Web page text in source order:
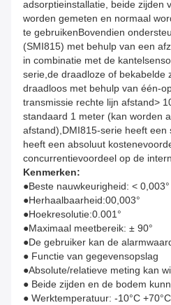
adsorptieinstallatie, beide zijden
worden gemeten en normaal
te gebruikenBovendien
(SMI815) met behulp van een
in combinatie met de
serie,de draadloze of bekabelde
draadloos met behulp van één-
transmissie rechte lijn afstand>
standaard 1 meter (kan worden
afstand),DMI815-serie heeft een
heeft een absoluut
concurrentievoordeel op de
Kenmerken:
●Beste nauwkeurigheid: < 0,003°
●Herhaalbaarheid:00,003°
●Hoekresolutie:0.001°
●Maximaal meetbereik: ± 90°
●De gebruiker kan de
● Functie van gegevensopslag
●Absolute/relatieve meting kan
● Beide zijden en de bodem
● Werktemperatuur: -10°C +70°C